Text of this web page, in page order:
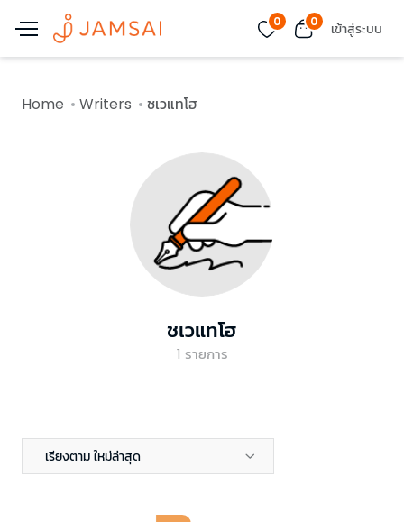
0 0 เข้าสู่ระบบ
Home Writers ชเวแทโฮ
ชเวแทโฮ
1 รายการ
เรียงตาม ใหม่ล่าสุด